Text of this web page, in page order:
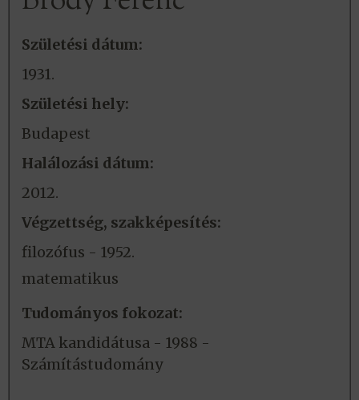
Születési dátum:
1931.
Születési hely:
Budapest
Halálozási dátum:
2012.
Végzettség, szakképesítés:
filozófus - 1952.
matematikus
Tudományos fokozat:
MTA kandidátusa - 1988 -
Számítástudomány